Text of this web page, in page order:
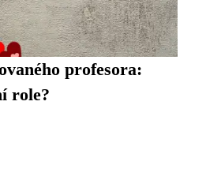
profesora:
role?